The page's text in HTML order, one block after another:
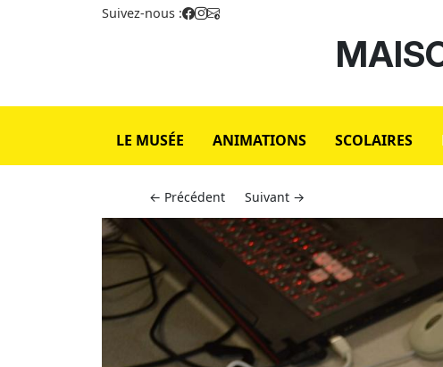
Suivez-nous :
LE MUSÉE ANIMATIONS SCOLAIRES
← Précédent Suivant →